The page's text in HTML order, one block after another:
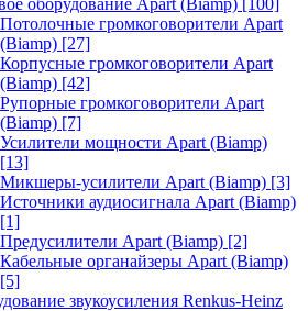
оборудование Apart (Biamp) [100]
Потолочные громкоговорители Apart
(Biamp) [27]
Корпусные громкоговорители Apart
(Biamp) [42]
Рупорные громкоговорители Apart
(Biamp) [7]
Усилители мощности Apart (Biamp)
[13]
Микшеры-усилители Apart (Biamp) [3]
Источники аудиосигнала Apart (Biamp)
[1]
Предусилители Apart (Biamp) [2]
Кабельные органайзеры Apart (Biamp)
[5]
звукоусиления Renkus-Heinz